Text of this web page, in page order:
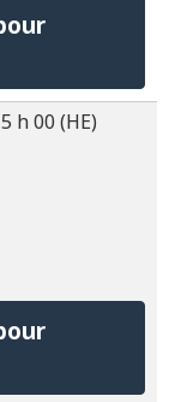
h 00 (HE)